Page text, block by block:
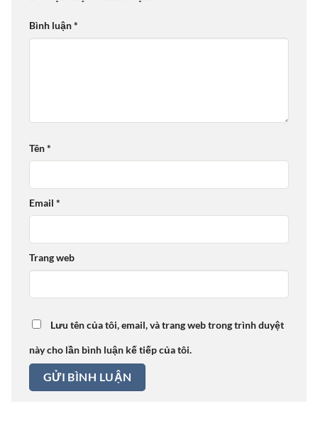
Bình luận*
Tên*
Email *
Trang web
Lưu tên của tôi, email, và trang web trong trình duyệt
này cho lần bình luận kế tiếp của tôi.